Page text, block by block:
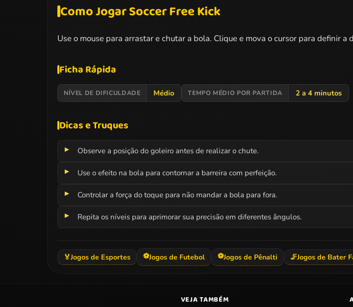
Como Jogar Soccer Free Kick
Use o mouse para arrastar e chutar a bola. Clique e mova o cursor para definir
Ficha Rápida
NÍVEL DE DIFICULDADE Médio TEMPO MÉDIO POR PARTIDA 2 a 4 minutos
Dicas e Truques
Observe a posição do goleiro antes de realizar o chute.
Use o efeito na bola para contornar a barreira com perfeição.
Controlar a força do toque para não mandar a bola para fora.
Repita os níveis para aprimorar sua precisão em diferentes ângulos.
🏅Jogos de Esportes ⚽Jogos de Futebol ⚽Jogos de Pênalti 🦵Jogos de Bater
VEJA TAMBÉM